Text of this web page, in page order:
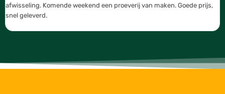
afwisseling. Komende weekend een proeverij van maken. Goede prijs,
snel geleverd.